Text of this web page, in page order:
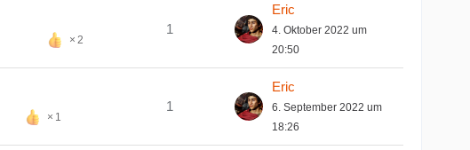
2
1
Eric
4. Oktober 2022 um
20:50
1
1
Eric
6. September 2022 um
18:26